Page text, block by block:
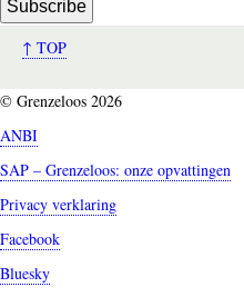
↑ TOP
© Grenzeloos 2026
ANBI
SAP – Grenzeloos: onze opvattingen
Privacy verklaring
Facebook
Bluesky